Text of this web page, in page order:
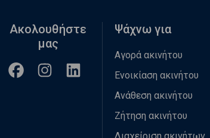
Ακολουθήστε
μας
Ψάχνω για
Αγορά ακινήτου
Ενοικίαση ακινήτου
Ανάθεση ακινήτου
Ζήτηση ακινήτου